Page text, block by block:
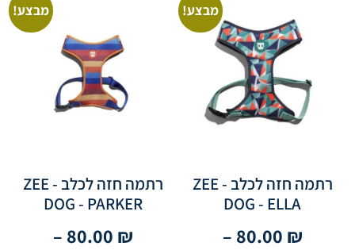
מבצע!
רתמה חזה לכלב - ZEE
DOG - ELLA
80.00 ₪
–
מבצע!
רתמה חזה לכלב - ZEE
DOG - PARKER
80.00 ₪
–